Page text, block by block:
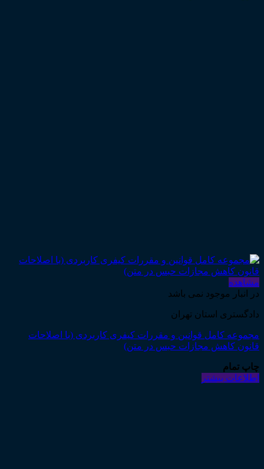
مشاهده
در انبار موجود نمی باشد
دادگستری استان تهران
مجموعه کامل قوانین و مقررات کیفری کاربردی (با اصلاحات
قانون کاهش مجازات حبس در متن)
چاپ تمام
اطلاعات بیشتر